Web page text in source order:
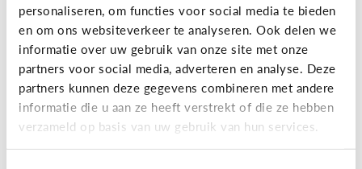
personaliseren, om functies voor social media te bieden
en om ons websiteverkeer te analyseren. Ook delen we
informatie over uw gebruik van onze site met onze
partners voor social media, adverteren en analyse. Deze
partners kunnen deze gegevens combineren met andere
informatie die u aan ze heeft verstrekt of die ze hebben
verzameld op basis van uw gebruik van hun services.
School
Wat is Smartschool?